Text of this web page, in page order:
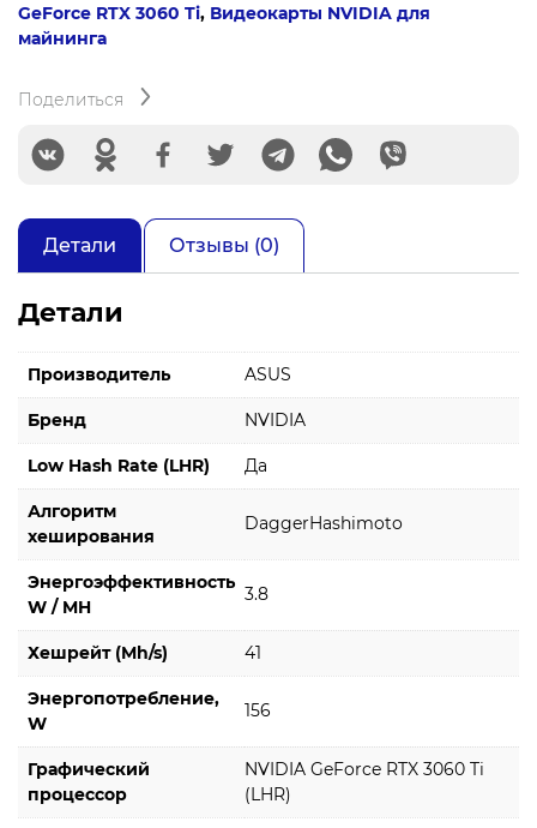
GeForce RTX 3060 Ti, Видеокарты NVIDIA для
майнинга
Поделиться
Детали Отзывы (0)
Детали
Производитель ASUS
Бренд NVIDIA
Low Hash Rate (LHR) Да
Алгоритм
хеширования
DaggerHashimoto
Энергоэффективность
W / MH
3.8
Хешрейт (Mh/s) 41
Энергопотребление,
W
156
Графический
процессор
NVIDIA GeForce RTX 3060 Ti
(LHR)